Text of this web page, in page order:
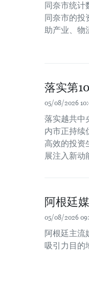
同奈市统计
同奈市的投
助产业、物
落实第
05/08/2026
落实越共中
内市正持续
高效的投资
展注入新动
阿根廷
05/08/2026
阿根廷主流
吸引力目的